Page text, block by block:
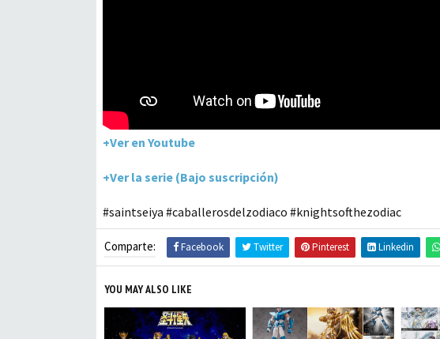
+Ver en Youtube
+Ver la serie (Bajo suscripción)
#saintseiya #caballerosdelzodiaco #knightsofthezodiac
Comparte: Facebook Twitter Pinterest Linkedin
YOU MAY ALSO LIKE